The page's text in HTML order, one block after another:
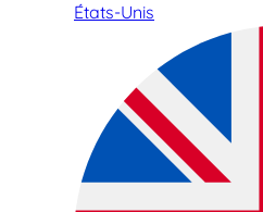
États-Unis